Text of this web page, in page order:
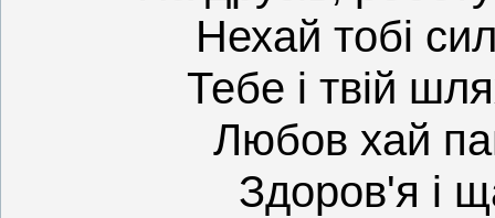
Нехай тобі
Тебе і твій
Любов хай
Здоров'я і